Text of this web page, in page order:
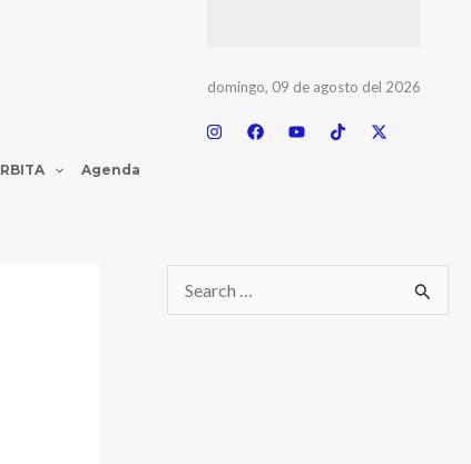
domingo, 09 de agosto del 2026
Agenda